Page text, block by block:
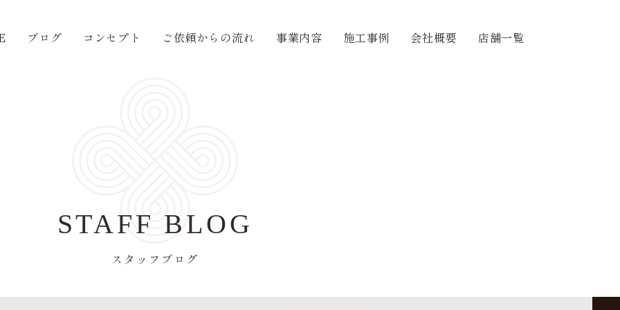
ブログ コンセプト ご依頼からの流れ 事業内容 施工事例 会社概要 店舗一覧
STAFF BLOG
スタッフブログ